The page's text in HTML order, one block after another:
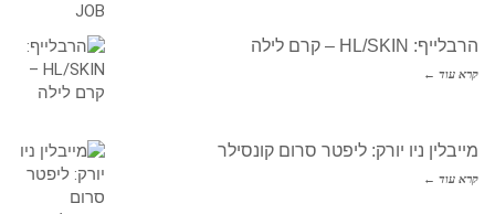
הרבלייף: HL/SKIN – קרם לילה
קרא עוד ←
מייבלין ניו יורק: ליפטר סרום קונסילר
קרא עוד ←